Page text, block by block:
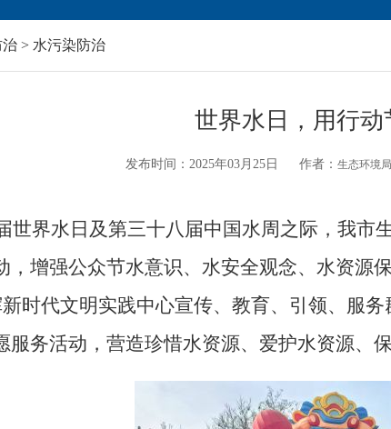
治 > 水污染防治
世界水日，用行
发布时间：2025年03月25日 作者： 生态环境局
世界水日及第三十八届中国水周之际，我市
，增强公众节水意识、水安全观念、 水资源
时代文明实践中心宣传、教育、引领、服务
服务活动，营造珍惜水资源、爱护水资源、